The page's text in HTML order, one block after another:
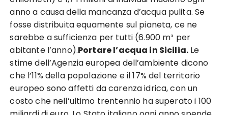
anno a causa della mancanza d’acqua pulita. Se
fosse distribuita equamente sul pianeta, ce ne
sarebbe a sufficienza per tutti (6.900 m³ per
abitante l’anno).Portare l’acqua in Sicilia. Le
stime dell’Agenzia europea dell’ambiente dicono
che l’11% della popolazione e il 17% del territorio
europeo sono affetti da carenza idrica, con un
costo che nell’ultimo trentennio ha superato i 100